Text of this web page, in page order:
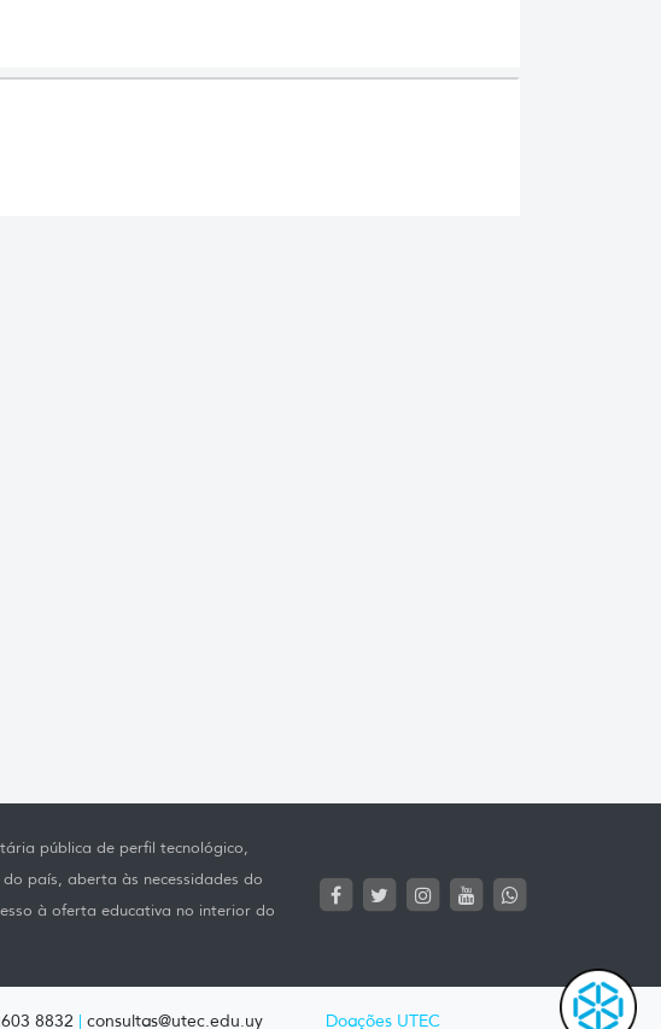
pública de perfil tecnológico,
país, aberta às necessidades do
à oferta educativa no interior do
8832 | consultas@utec.edu.uy Doações UTEC